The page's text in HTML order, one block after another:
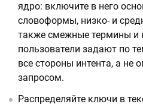
ядро: включите в него
словоформы, низко- и
также смежные термины и
пользователи задают по
все стороны интента, а не
запросом.
Распределяйте ключи в